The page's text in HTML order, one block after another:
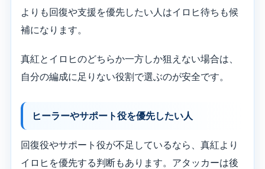
よりも回復や支援を優先したい人はイロヒ待ちも候
補になります。
真紅とイロヒのどちらか一方しか狙えない場合は、
自分の編成に足りない役割で選ぶのが安全です。
ヒーラーやサポート役を優先したい人
回復役やサポート役が不足しているなら、真紅より
イロヒを優先する判断もあります。アタッカーは後